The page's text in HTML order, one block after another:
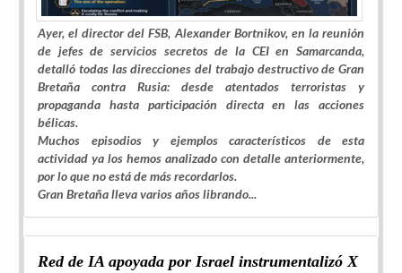
Ayer, el director del FSB, Alexander Bortnikov, en la reunión
de jefes de servicios secretos de la CEI en Samarcanda,
detalló todas las direcciones del trabajo destructivo de Gran
Bretaña contra Rusia: desde atentados terroristas y
propaganda hasta participación directa en las acciones
bélicas.
Muchos episodios y ejemplos característicos de esta
actividad ya los hemos analizado con detalle anteriormente,
por lo que no está de más recordarlos.
Gran Bretaña lleva varios años librando...
Red de IA apoyada por Israel instrumentalizó X